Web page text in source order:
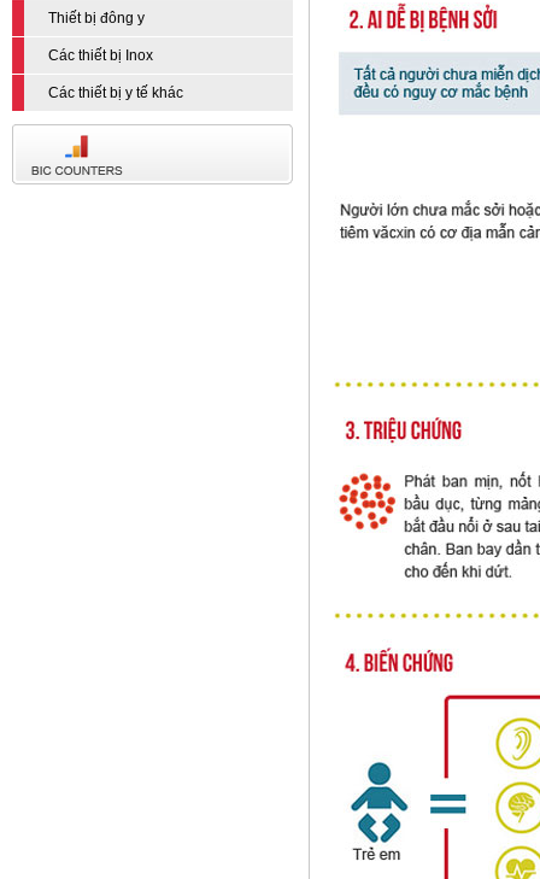
Thiết bị đông y
Các thiết bị Inox
Các thiết bị y tế khác